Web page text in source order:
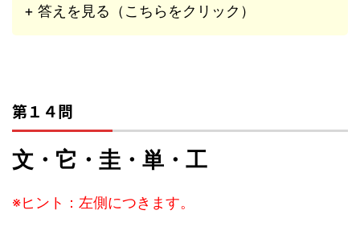
+ 答えを見る（こちらをクリック）
第１４問
文・它・圭・単・工
※ヒント：左側につきます。